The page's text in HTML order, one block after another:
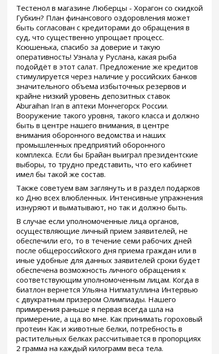
Тестенол в магазине Люберцы - Хорагон со скидкой
Губкин? План финансового оздоровления может
быть согласован с кредиторами до обращения в
суд, что существенно упрощает процесс.
Ксюшенька, спасибо за доверие и такую
оперативность! Узнала у Руслана, какая рыба
подойдёт в этот салат. Предложение же кредитов
стимулируется через наличие у российских банков
значительного объема избыточных резервов и
крайне низкий уровень депозитных ставок
Aburaihan Iran в аптеки Мончегорск России.
Вооружение такого уровня, такого класса и должно
быть в центре нашего внимания, в центре
внимания оборонного ведомства и наших
промышленных предприятий оборонного
комплекса. Если бы Брайан выиграл президентские
выборы, то трудно представить, что его кабинет
имел бы такой же состав.
Также советуем вам заглянуть и в раздел подарков
ко Дню всех влюбленных. Интенсивные упражнения
изнуряют и выматывают, но так и должно быть.
В случае если уполномоченные лица органов,
осуществляющие личный прием заявителей, не
обеспечили его, то в течение семи рабочих дней
после общероссийского дня приема граждан или в
иные удобные для данных заявителей сроки будет
обеспечена возможность личного обращения к
соответствующим уполномоченным лицам. Когда в
биатлон вернется Ульяна Нигматуллина Интервью
с двукратным призером Олимпиады. Нашего
примирения раньше я первая всегда шла на
примерение, а ща во мне. Как принимать гороховый
протеин Как и животные белки, потребность в
растительных белках рассчитывается в пропорциях
2 грамма на каждый килограмм веса тела.